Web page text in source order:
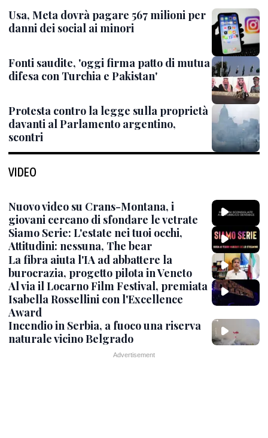
Usa, Meta dovrà pagare 567 milioni per
danni dei social ai minori
Fonti saudite, 'oggi firma patto di mutua
difesa con Turchia e Pakistan'
Protesta contro la legge sulla proprietà
davanti al Parlamento argentino,
scontri
VIDEO
Nuovo video su Crans-Montana, i
giovani cercano di sfondare le vetrate
Siamo Serie: L'estate nei tuoi occhi,
Attitudini: nessuna, The bear
La fibra aiuta l'IA ad abbattere la
burocrazia, progetto pilota in Veneto
Al via il Locarno Film Festival, premiata
Isabella Rossellini con l'Excellence
Award
Incendio in Serbia, a fuoco una riserva
naturale vicino Belgrado